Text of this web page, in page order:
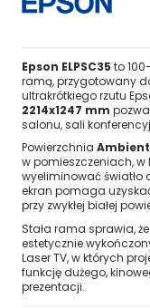
Epson ELPSC35 to
ramą, przygotowany
ultrakrótkiego rzutu
2214x1247 mm
salonu, sali
Powierzchnia
w pomieszczeniach, w
wyeliminować światło
ekran pomaga
przy zwykłej białej
Stała rama sprawia,
estetycznie
Laser TV, w których
funkcję dużego,
prezentacji.